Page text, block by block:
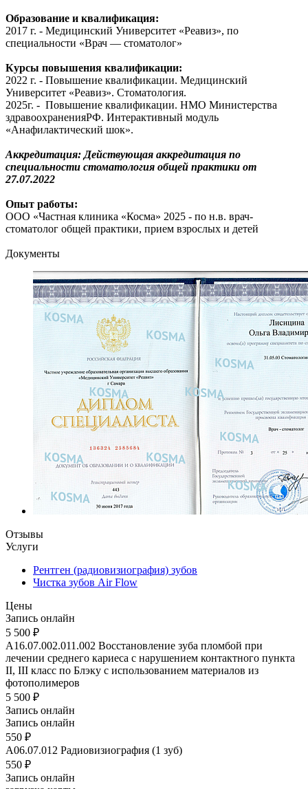
Образование и квалификация:
2017 г. - Медицинский Университет «Реавиз», по
специальности «Врач — стоматолог»
Курсы повышения квалификации:
2022 г. - Повышение квалификации. Медицинский
Университет «Реавиз». Стоматология.
2025г. - Повышение квалификации. НМО Министерства
здравоохраненияРФ. Интерактивный модуль
«Анафилактический шок».
Аккредитация: Действующая аккредитация по
специальности стоматология общей практики от
27.07.2022
Опыт работы:
ООО «Частная клиника «Косма» 2025 - по н.в. врач-
стоматолог общей практики, прием взрослых и детей
Документы
Отзывы
Услуги
Рентген (радиовизиография) зубов
Чистка зубов Air Flow
Цены
Запись онлайн
5 500 ₽
A16.07.002.011.002 Восстановление зуба пломбой при
лечении среднего кариеса с нарушением контактного пункта
II, III класс по Блэку с использованием материалов из
фотополимеров
5 500 ₽
Запись онлайн
Запись онлайн
550 ₽
A06.07.012 Радиовизиография (1 зуб)
550 ₽
Запись онлайн